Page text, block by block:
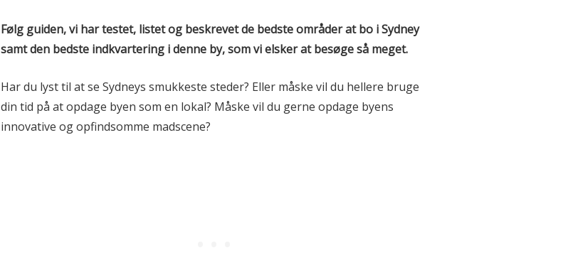
Følg guiden, vi har testet, listet og beskrevet de bedste områder at bo i Sydney
samt den bedste indkvartering i denne by, som vi elsker at besøge så meget.
Har du lyst til at se Sydneys smukkeste steder? Eller måske vil du hellere bruge
din tid på at opdage byen som en lokal? Måske vil du gerne opdage byens
innovative og opfindsomme madscene?